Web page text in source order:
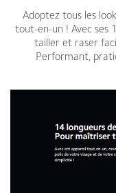
Adoptez tous les
tout-en-un ! Avec ses
tailler et raser
Performant,